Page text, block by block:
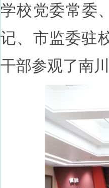
学校党委常委
记、市监委驻
干部参观了南